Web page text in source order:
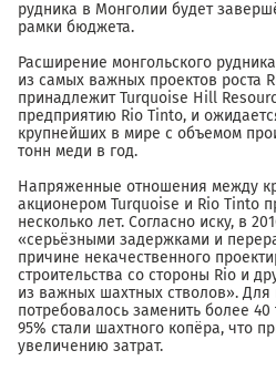
рудника в Монголии будет
рамки бюджета.
Расширение монгольского
из самых важных проектов роста
принадлежит Turquoise Hill
предприятию Rio Tinto, и
крупнейших в мире с объемом
тонн меди в год.
Напряженные отношения между
акционером Turquoise и Rio Tinto
несколько лет. Согласно иску, в
«серьёзными задержками и
причине некачественного
строительства со стороны Rio и
из важных шахтных стволов». Для
потребовалось заменить более
95% стали шахтного копёра, что
увеличению затрат.